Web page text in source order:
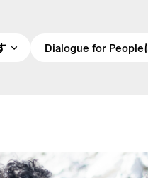
Dialogue for People